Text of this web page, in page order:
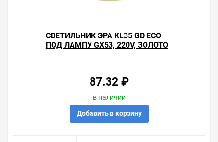
СВЕТИЛЬНИК ЭРА KL35 GD ECO
ПОД ЛАМПУ GX53, 220V, ЗОЛОТО
87.32 ₽
в наличии
Добавить в корзину